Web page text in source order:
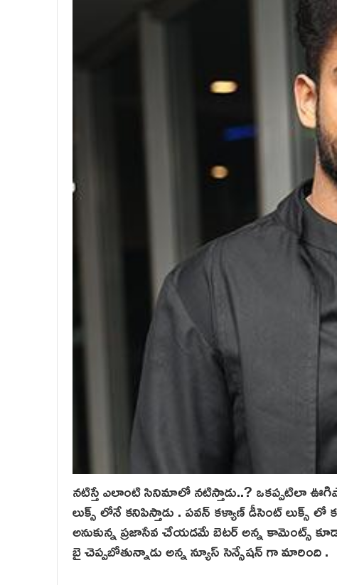
నటిస్తే ఎలాంటి సినిమాలో నటిస్తాడు..? ఒకప్పటిలా
లుక్స్ లోనే కనిపిస్తాడు . పవన్ కళ్యాణ్ డీసెంట్ లుక్స్
అనుకున్న ప్రజాసేవ చేయడమే బెటర్ అన్న కామెంట్స్
బై చెప్పబోతున్నాడు అన్న న్యూస్ సెన్సేషన్ గా మారింది .